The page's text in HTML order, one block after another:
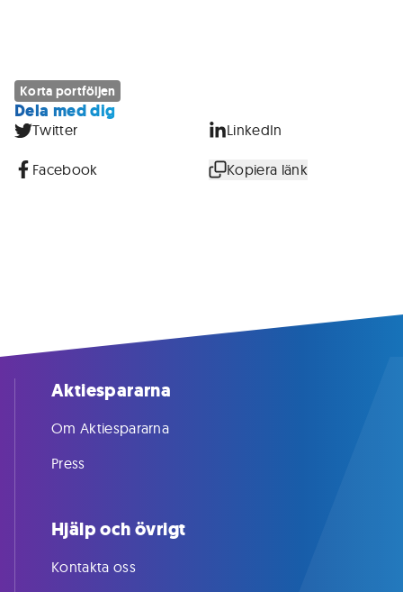
Korta portföljen
Dela med dig
Twitter LinkedIn
Facebook Kopiera länk
Aktiespararna
Om Aktiespararna
Press
Hjälp och övrigt
Kontakta oss